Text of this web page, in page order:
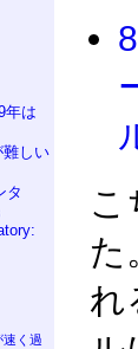
年は
難しい
タ
速く過
こ
た
れ